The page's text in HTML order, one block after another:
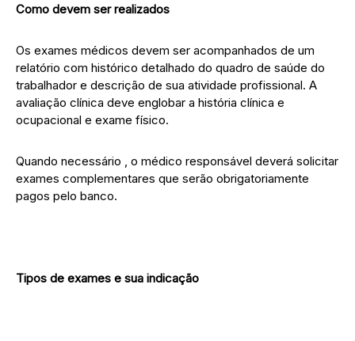
Como devem ser realizados
Os exames médicos devem ser acompanhados de um
relatório com histórico detalhado do quadro de saúde do
trabalhador e descrição de sua atividade profissional. A
avaliação clínica deve englobar a história clínica e
ocupacional e exame físico.
Quando necessário , o médico responsável deverá solicitar
exames complementares que serão obrigatoriamente
pagos pelo banco.
Tipos de exames e sua indicação